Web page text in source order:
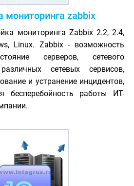
мониторинга zabbix
мониторинга Zabbix 2.2, 2.4,
Linux. Zabbix - возможность
серверов, сетевого
сетевых сервисов,
и устранение инцидентов,
бесперебойность работы ИТ-